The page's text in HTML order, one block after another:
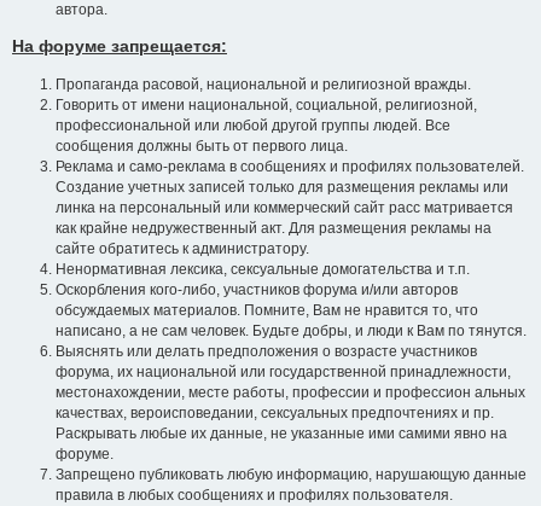
автора.
На форуме запрещается:
Пропаганда расовой, национальной и религиозной вражды.
Говорить от имени национальной, социальной, религиозной,
профессиональной или любой другой группы людей. Все
сообщения должны быть от первого лица.
Реклама и само-реклама в сообщениях и профилях пользователей.
Создание учетных записей только для размещения рекламы или
линка на персональный или коммерческий сайт расс матривается
как крайне недружественный акт. Для размещения рекламы на
сайте обратитесь к администратору.
Ненормативная лексика, сексуальные домогательства и т.п.
Оскорбления кого-либо, участников форума и/или авторов
обсуждаемых материалов. Помните, Вам не нравится то, что
написано, а не сам человек. Будьте добры, и люди к Вам по тянутся.
Выяснять или делать предположения о возрасте участников
форума, их национальной или государственной принадлежности,
местонахождении, месте работы, профессии и профессион альных
качествах, вероисповедании, сексуальных предпочтениях и пр.
Раскрывать любые их данные, не указанные ими самими явно на
форуме.
Запрещено публиковать любую информацию, нарушающую данные
правила в любых сообщениях и профилях пользователя.